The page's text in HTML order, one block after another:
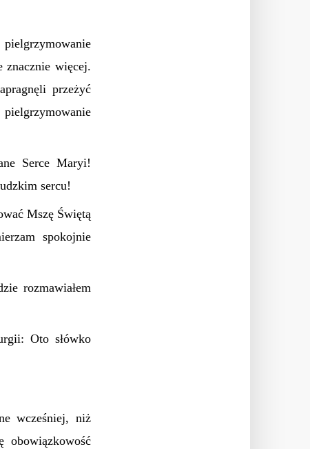
znacznie więcej.
przeżyć
Serce Maryi!
sercu!
Mszę Świętą
spokojnie
rozmawiałem
Oto słówko
wcześniej, niż